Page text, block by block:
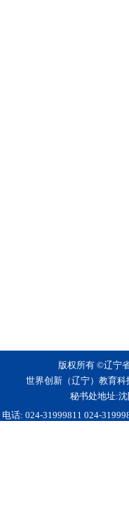
版权所有 ©辽宁
世界创新（辽宁）教育
秘书处地址:
电话: 024-31999811 024-